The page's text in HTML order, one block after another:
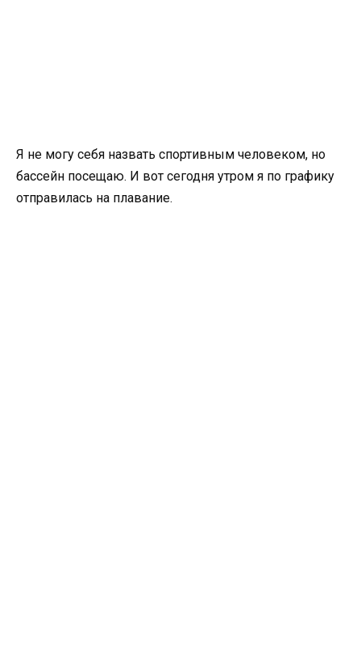
Я не могу себя назвать спортивным человеком, но
бассейн посещаю. И вот сегодня утром я по графику
отправилась на плавание.